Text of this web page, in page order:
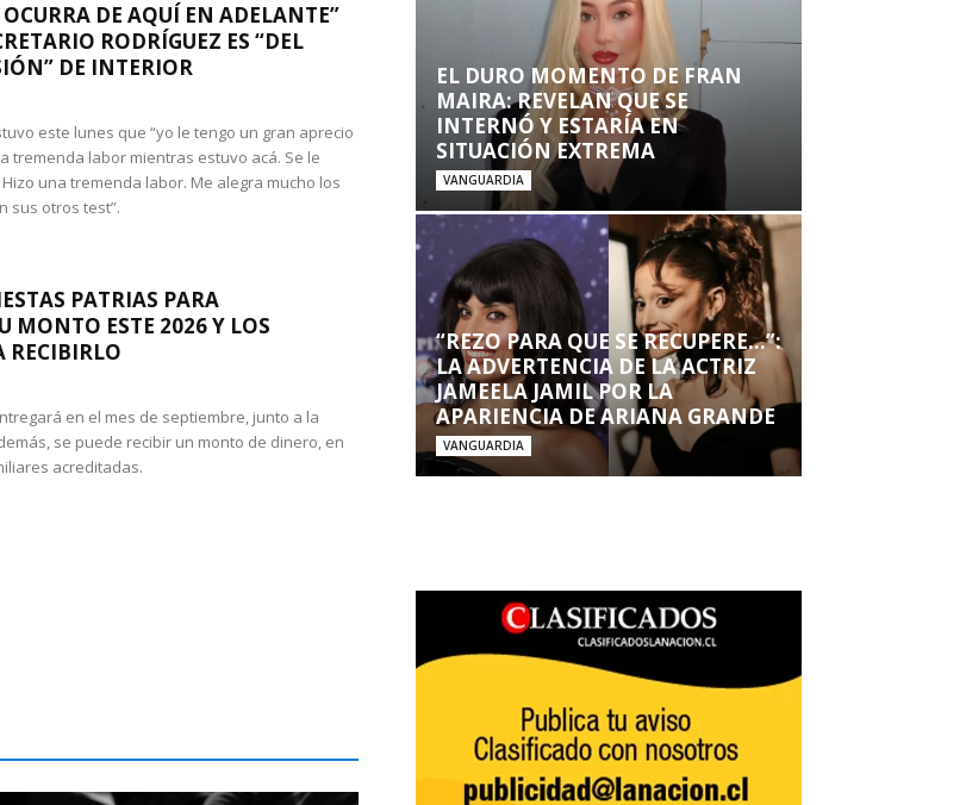
DE AQUÍ EN ADELANTE”
RODRÍGUEZ ES “DEL
DE INTERIOR
este lunes que “yo le tengo un gran aprecio
tremenda labor mientras estuvo acá. Se le
una tremenda labor. Me alegra mucho los
sus otros test”.
PATRIAS PARA
MONTO ESTE 2026 Y LOS
RECIBIRLO
en el mes de septiembre, junto a la
se puede recibir un monto de dinero, en
acreditadas.
EL DURO MOMENTO DE FRAN
MAIRA: REVELAN QUE SE
INTERNÓ Y ESTARÍA EN
SITUACIÓN EXTREMA
VANGUARDIA
“REZO PARA QUE SE RECUPERE…”:
LA ADVERTENCIA DE LA ACTRIZ
JAMEELA JAMIL POR LA
APARIENCIA DE ARIANA GRANDE
VANGUARDIA